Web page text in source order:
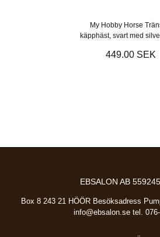
My Hobby Horse
käpphäst, svart med
449.00 SEK
EBSALON AB
Box 8 243 21 HÖÖR Besöksadress
info@ebsalon.setel. 076-